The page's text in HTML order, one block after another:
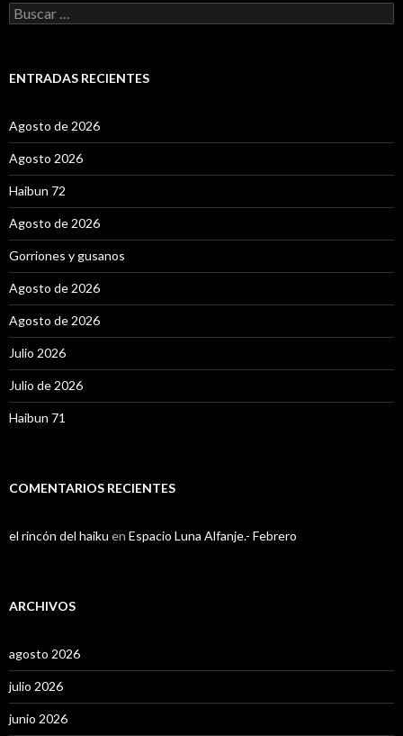
B
u
a
ENTRADAS RECIENTES
Agosto de 2026
Agosto 2026
Haibun 72
Agosto de 2026
Gorriones y gusanos
Agosto de 2026
Agosto de 2026
Julio 2026
Julio de 2026
Haibun 71
COMENTARIOS RECIENTES
el rincón del haiku en Espacio Luna Alfanje.- Febrero
ARCHIVOS
agosto 2026
julio 2026
junio 2026